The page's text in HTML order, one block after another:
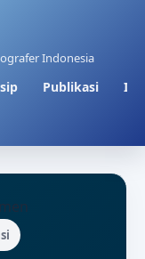
Indonesia
Publikasi